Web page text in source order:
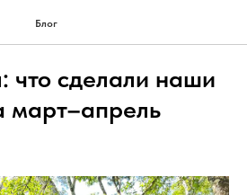
Блог
что сделали наши
март–апрель